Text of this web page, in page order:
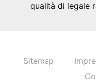
qualità di legale
Sitemap